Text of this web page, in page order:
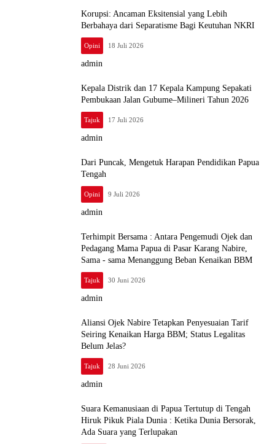
Korupsi: Ancaman Eksitensial yang Lebih
Berbahaya dari Separatisme Bagi Keutuhan NKRI
Opini 18 Juli 2026
admin
Kepala Distrik dan 17 Kepala Kampung Sepakati
Pembukaan Jalan Gubume–Milineri Tahun 2026
Tajuk 17 Juli 2026
admin
Dari Puncak, Mengetuk Harapan Pendidikan Papua
Tengah
Opini 9 Juli 2026
admin
Terhimpit Bersama : Antara Pengemudi Ojek dan
Pedagang Mama Papua di Pasar Karang Nabire,
Sama ‑ sama Menanggung Beban Kenaikan BBM
Tajuk 30 Juni 2026
admin
Aliansi Ojek Nabire Tetapkan Penyesuaian Tarif
Seiring Kenaikan Harga BBM; Status Legalitas
Belum Jelas?
Tajuk 28 Juni 2026
admin
Suara Kemanusiaan di Papua Tertutup di Tengah
Hiruk Pikuk Piala Dunia : Ketika Dunia Bersorak,
Ada Suara yang Terlupakan